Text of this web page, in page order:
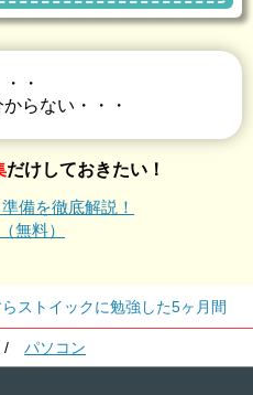
・
らない・・・
だけしておきたい！
備を徹底解説！
無料）
ストイックに勉強した5ヶ月間
/ パソコン